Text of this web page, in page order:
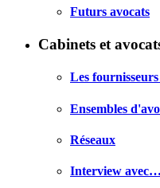
Futurs avocats
Cabinets et
Les fournisseurs
Ensembles
Réseaux
Interview avec…